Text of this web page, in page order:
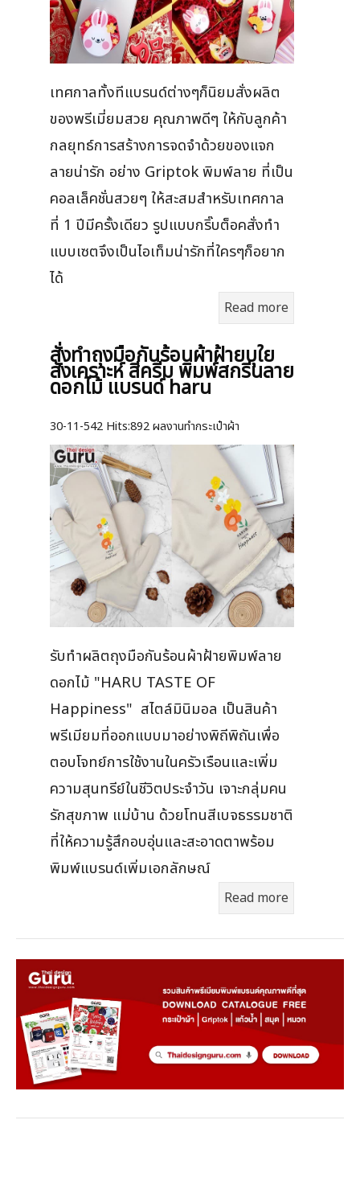
เทศกาลทั้งทีแบรนด์ต่างๆก็นิยมสั่งผลิต
ของพรีเมี่ยมสวย คุณภาพดีๆ ให้กับลูกค้า
กลยุทธ์การสร้างการจดจำด้วยของแจก
ลายน่ารัก อย่าง Griptok พิมพ์ลาย ที่เป็น
คอลเล็คชั่นสวยๆ ให้สะสมสำหรับเทศกาล
ที่ 1 ปีมีครั้งเดียว รูปแบบกริ๊บต็อคสั่งทำ
แบบเซตจึงเป็นไอเท็มน่ารักที่ใครๆก็อยาก
ได้
Read more
สั่งทำถุงมือกันร้อนผ้าฝ้ายบุใย
สังเคราะห์ สีครีม พิมพ์สกรีนลาย
ดอกไม้ แบรนด์ haru
30-11-542 Hits:892 ผลงานทำกระเป๋าผ้า
รับทำผลิตถุงมือกันร้อนผ้าฝ้ายพิมพ์ลาย
ดอกไม้ "HARU TASTE OF
Happiness" สไตล์มินิมอล เป็นสินค้า
พรีเมียมที่ออกแบบมาอย่างพิถีพิถันเพื่อ
ตอบโจทย์การใช้งานในครัวเรือนและเพิ่ม
ความสุนทรีย์ในชีวิตประจำวัน เจาะกลุ่มคน
รักสุขภาพ แม่บ้าน ด้วยโทนสีเบจธรรมชาติ
ที่ให้ความรู้สึกอบอุ่นและสะอาดตาพร้อม
พิมพ์แบรนด์เพิ่มเอกลักษณ์
Read more